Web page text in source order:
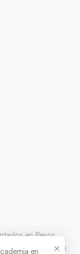
en Pesos
solicitar tu
en